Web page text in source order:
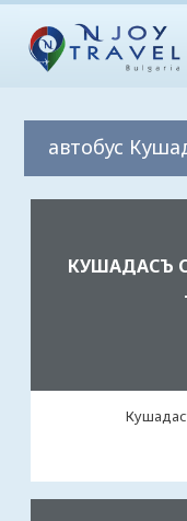
автобус
КУШАДАСЪ